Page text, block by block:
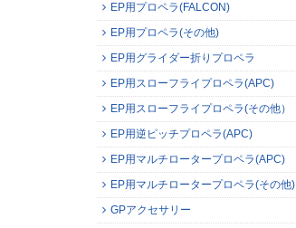
EP用プロペラ(FALCON)
EP用プロペラ(その他)
EP用グライダー折りプロペラ
EP用スローフライプロペラ(APC)
EP用スローフライプロペラ(その他）
EP用逆ピッチプロペラ(APC)
EP用マルチロータープロペラ(APC)
EP用マルチロータープロペラ(その他)
GPアクセサリー